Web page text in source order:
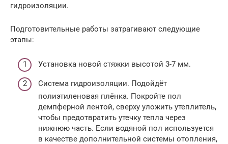
гидроизоляции.
Подготовительные работы затрагивают следующие
этапы:
Установка новой стяжки высотой 3-7 мм.
Система гидроизоляции. Подойдёт
полиэтиленовая плёнка. Покройте пол
демпферной лентой, сверху уложить утеплитель,
чтобы предотвратить утечку тепла через
нижнюю часть. Если водяной пол используется
в качестве дополнительной системы отопления,